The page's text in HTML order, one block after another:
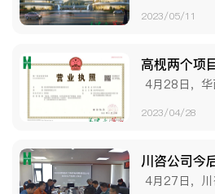
2023/05/11
2023/04/28